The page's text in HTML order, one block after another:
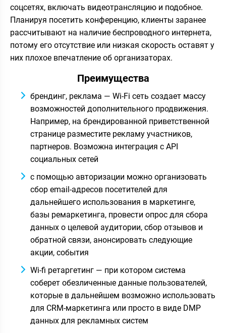
соцсетях, включать видеотрансляцию и подобное.
Планируя посетить конференцию, клиенты заранее
рассчитывают на наличие беспроводного интернета,
потому его отсутствие или низкая скорость оставят у
них плохое впечатление об организаторах.
Преимущества
брендинг, реклама — Wi-Fi сеть создает массу
возможностей дополнительного продвижения.
Например, на брендированной приветственной
странице разместите рекламу участников,
партнеров. Возможна интеграция с API
социальных сетей
с помощью авторизации можно организовать
сбор email-адресов посетителей для
дальнейшего использования в маркетинге,
базы ремаркетинга, провести опрос для сбора
данных о целевой аудитории, сбор отзывов и
обратной связи, анонсировать следующие
акции, события
Wi-fi ретаргетинг — при котором система
соберет обезличенные данные пользователей,
которые в дальнейшем возможно использовать
для CRM-маркетинга или просто в виде DMP
данных для рекламных систем